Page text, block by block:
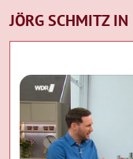
JÖRG SCHMITZ